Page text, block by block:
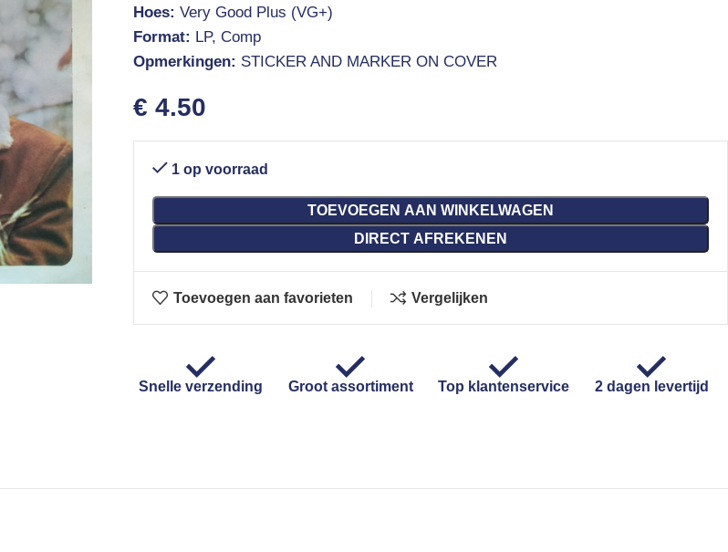
Hoes: Very Good Plus (VG+)
Format: LP, Comp
Opmerkingen: STICKER AND MARKER ON COVER
€ 4.50
1 op voorraad
TOEVOEGEN AAN WINKELWAGEN
DIRECT AFREKENEN
Toevoegen aan favorieten Vergelijken
Snelle verzending Groot assortiment Top klantenservice 2 dagen levertijd